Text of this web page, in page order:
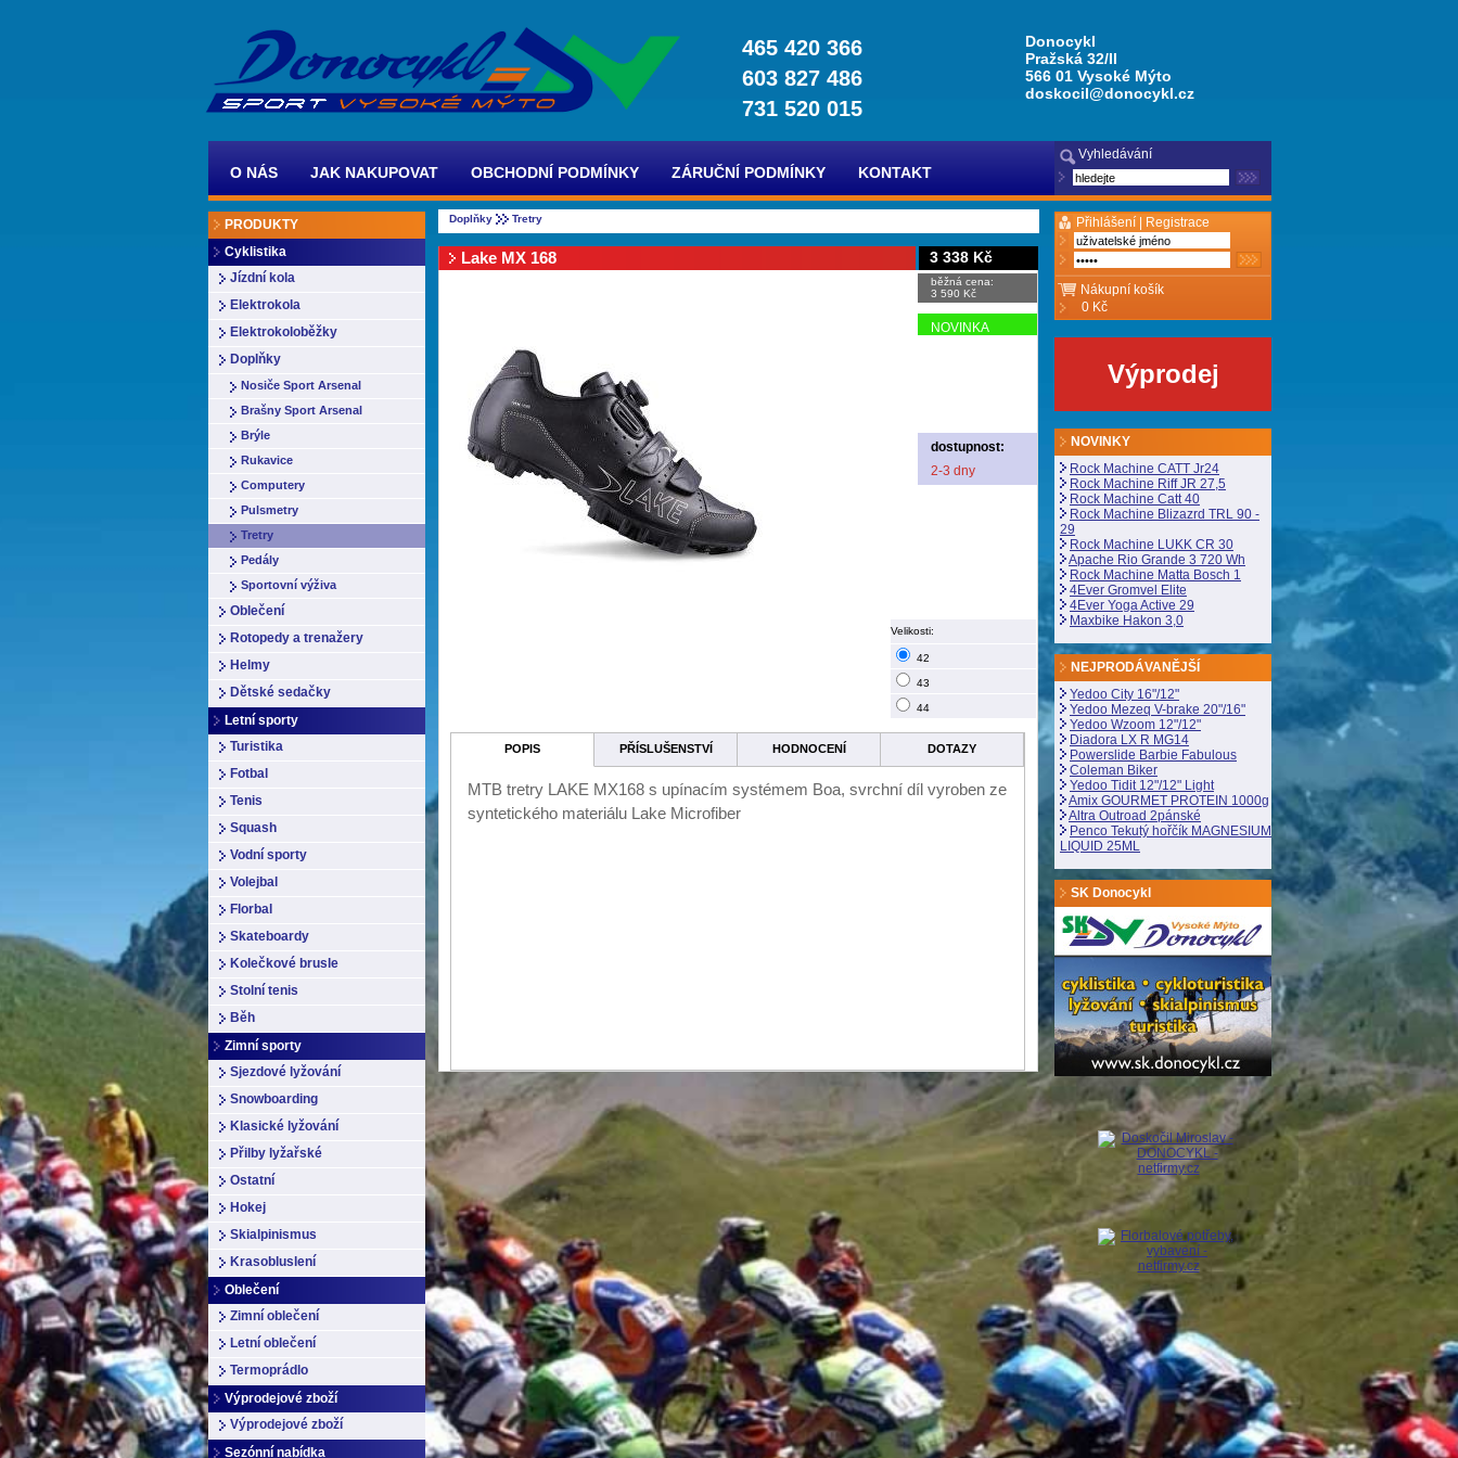
465 420 366
603 827 486
731 520 015
Donocykl
Pražská 32/II
566 01 Vysoké Mýto
doskocil@donocykl.cz
O NÁS JAK NAKUPOVAT OBCHODNÍ PODMÍNKY ZÁRUČNÍ PODMÍNKY KONTAKT
Vyhledávání
PRODUKTY
Cyklistika
Jízdní kola
Elektrokola
Elektrokoloběžky
Doplňky
Nosiče Sport Arsenal
Brašny Sport Arsenal
Brýle
Rukavice
Computery
Pulsmetry
Tretry
Pedály
Sportovní výživa
Oblečení
Rotopedy a trenažery
Helmy
Dětské sedačky
Letní sporty
Turistika
Fotbal
Tenis
Squash
Vodní sporty
Volejbal
Florbal
Skateboardy
Kolečkové brusle
Stolní tenis
Běh
Zimní sporty
Sjezdové lyžování
Snowboarding
Klasické lyžování
Přilby lyžařské
Ostatní
Hokej
Skialpinismus
Krasobluslení
Oblečení
Zimní oblečení
Letní oblečení
Termoprádlo
Výprodejové zboží
Výprodejové zboží
Sezónní nabídka
Doplňky Tretry
Lake MX 168 3 338 Kč
běžná cena:
3 590 Kč
NOVINKA
dostupnost:
2-3 dny
Velikosti:
42
43
44
POPIS PŘÍSLUŠENSTVÍ HODNOCENÍ DOTAZY
MTB tretry LAKE MX168 s upínacím systémem Boa, svrchní díl vyroben ze
syntetického materiálu Lake Microfiber
Přihlášení | Registrace
Nákupní košík
0 Kč
Výprodej
NOVINKY
Rock Machine CATT Jr24
Rock Machine Riff JR 27,5
Rock Machine Catt 40
Rock Machine Blizazrd TRL 90 -
29
Rock Machine LUKK CR 30
Apache Rio Grande 3 720 Wh
Rock Machine Matta Bosch 1
4Ever Gromvel Elite
4Ever Yoga Active 29
Maxbike Hakon 3,0
NEJPRODÁVANĚJŠÍ
Yedoo City 16"/12"
Yedoo Mezeq V-brake 20"/16"
Yedoo Wzoom 12"/12"
Diadora LX R MG14
Powerslide Barbie Fabulous
Coleman Biker
Yedoo Tidit 12"/12" Light
Amix GOURMET PROTEIN 1000g
Altra Outroad 2pánské
Penco Tekutý hořčík MAGNESIUM
LIQUID 25ML
SK Donocykl